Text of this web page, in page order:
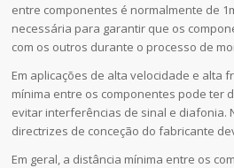
entre componentes é normalmente de
necessária para garantir que os
com os outros durante o processo de
Em aplicações de alta velocidade e alta
mínima entre os componentes pode ter
evitar interferências de sinal e diafonia.
directrizes de conceção do fabricante
Em geral, a distância mínima entre os